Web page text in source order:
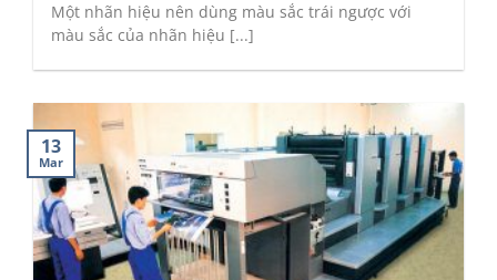
Một nhãn hiệu nên dùng màu sắc trái ngược với
màu sắc của nhãn hiệu [...]
13
Mar